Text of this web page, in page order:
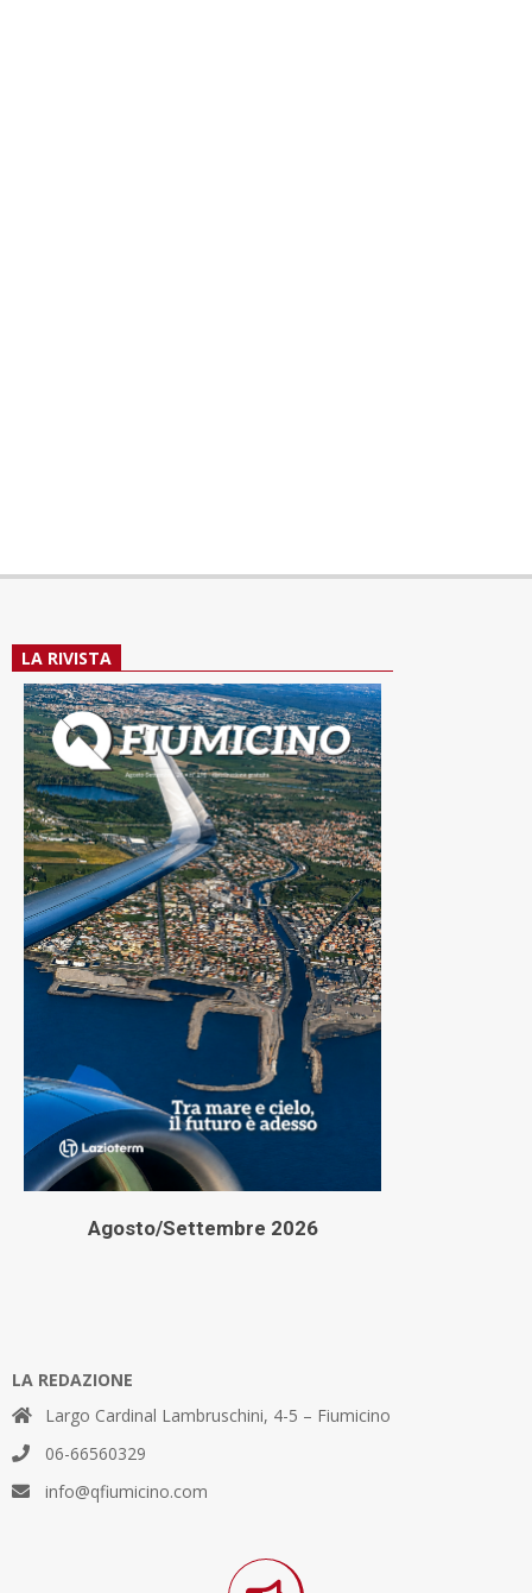
LA RIVISTA
Agosto/Settembre 2026
LA REDAZIONE
Largo Cardinal Lambruschini, 4-5 – Fiumicino
06-66560329
info@qfiumicino.com